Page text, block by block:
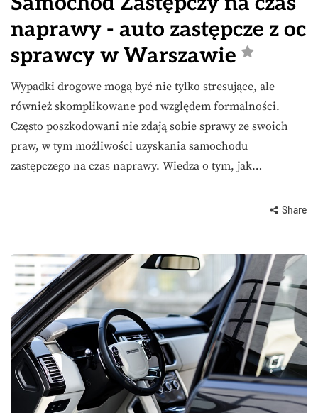
naprawy - auto zastępcze z oc
sprawcy w Warszawie
Wypadki drogowe mogą być nie tylko stresujące, ale
również skomplikowane pod względem formalności.
Często poszkodowani nie zdają sobie sprawy ze swoich
praw, w tym możliwości uzyskania samochodu
zastępczego na czas naprawy. Wiedza o tym, jak…
Share